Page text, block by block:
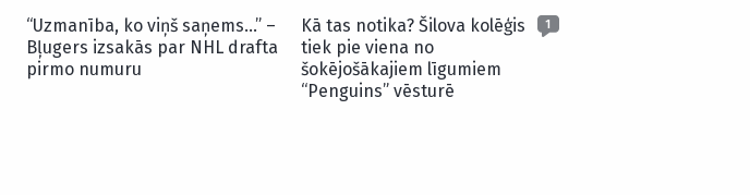
“Uzmanība, ko viņš saņems…” –
Bļugers izsakās par NHL drafta
pirmo numuru
Kā tas notika? Šilova kolēģis
tiek pie viena no
šokējošākajiem līgumiem
“Penguins” vēsturē
1